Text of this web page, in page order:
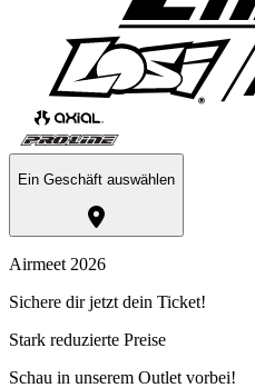
Ein Geschäft auswählen
Airmeet 2026
Sichere dir jetzt dein Ticket!
Stark reduzierte Preise
Schau in unserem Outlet vorbei!